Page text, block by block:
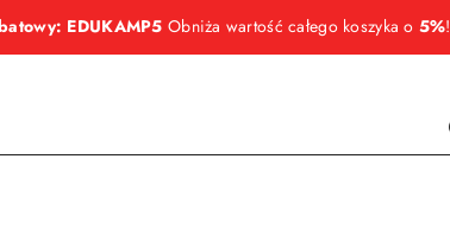
EDUKAMP5 Obniża wartość całego koszyka o 5%!